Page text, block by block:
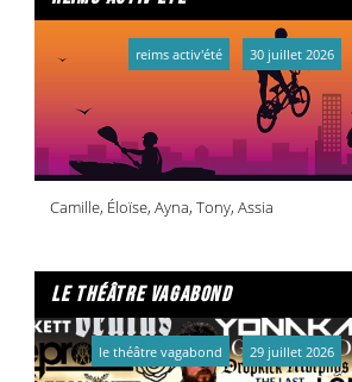
Camille, Éloïse, Ayna, Tony, Assia
reims activ'été 30 juillet 2026
le théâtre vagabond
le théâtre vagabond 29 juillet 2026